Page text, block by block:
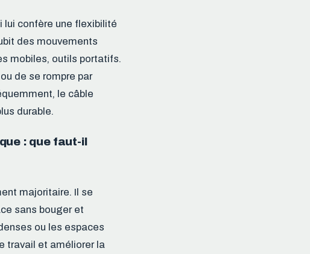
lui confère une flexibilité
des mouvements
mobiles, outils portatifs.
de se rompre par
le câble
durable.
: que faut-il
majoritaire. Il se
sans bouger et
ou les espaces
travail et améliorer la